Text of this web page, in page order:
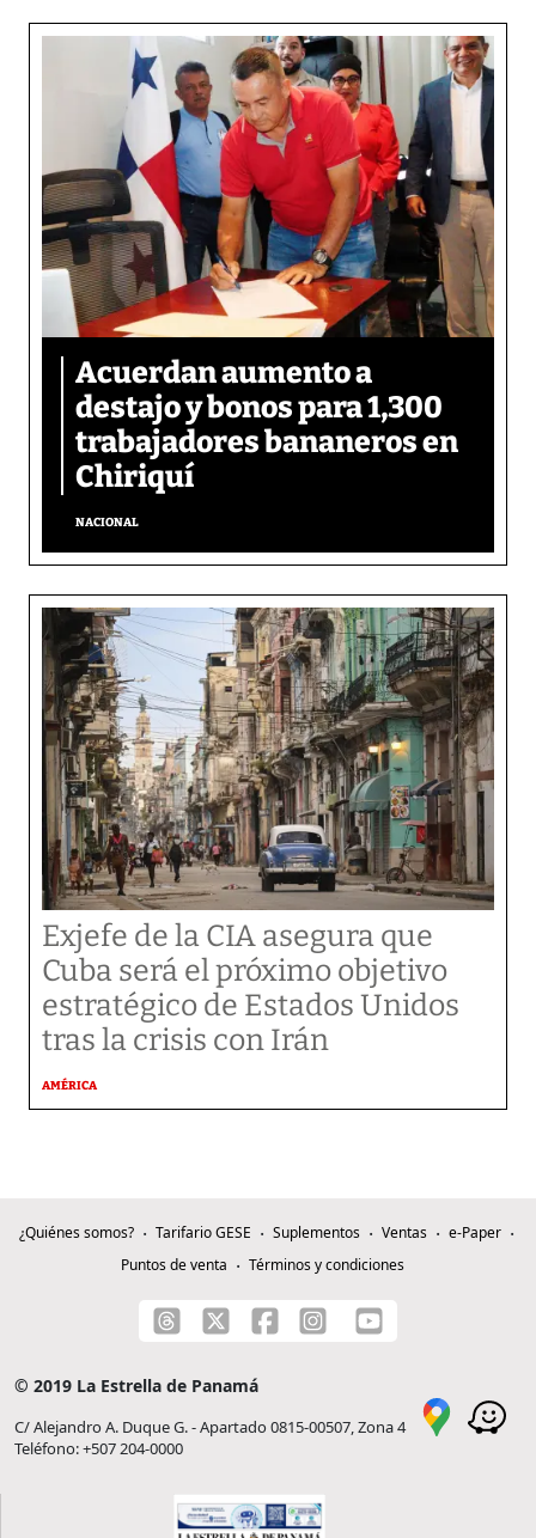
Acuerdan aumento a
destajo y bonos para 1,300
trabajadores bananeros en
Chiriquí
NACIONAL
Exjefe de la CIA asegura que
Cuba será el próximo objetivo
estratégico de Estados Unidos
tras la crisis con Irán
AMÉRICA
¿Quiénes somos? Tarifario GESE Suplementos Ventas
e-Paper
Puntos de venta
Términos y condiciones
© 2019 La Estrella de Panamá
C/ Alejandro A. Duque G. - Apartado 0815-00507, Zona 4
Teléfono: +507 204-0000